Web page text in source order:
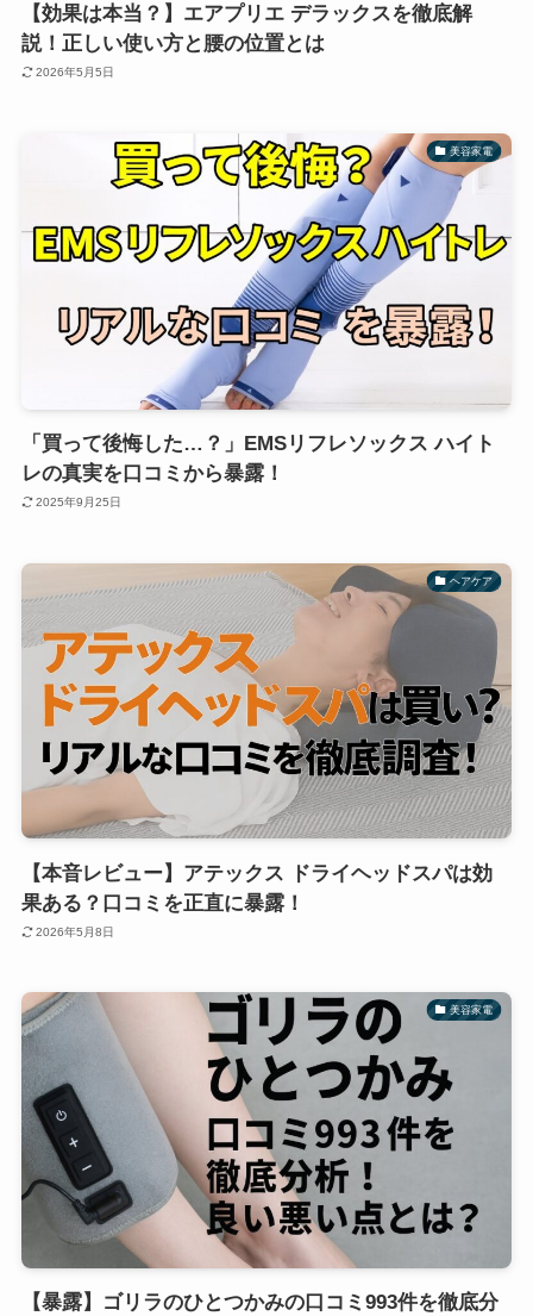
【効果は本当？】エアプリエ デラックスを徹底解
説！正しい使い方と腰の位置とは
2026年5月5日
美容家電
「買って後悔した…？」EMSリフレソックス ハイト
レの真実を口コミから暴露！
2025年9月25日
ヘアケア
【本音レビュー】アテックス ドライヘッドスパは効
果ある？口コミを正直に暴露！
2026年5月8日
美容家電
【暴露】ゴリラのひとつかみの口コミ993件を徹底分